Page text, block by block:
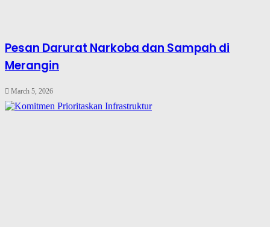
Pesan Darurat Narkoba dan Sampah di
Merangin
March 5, 2026